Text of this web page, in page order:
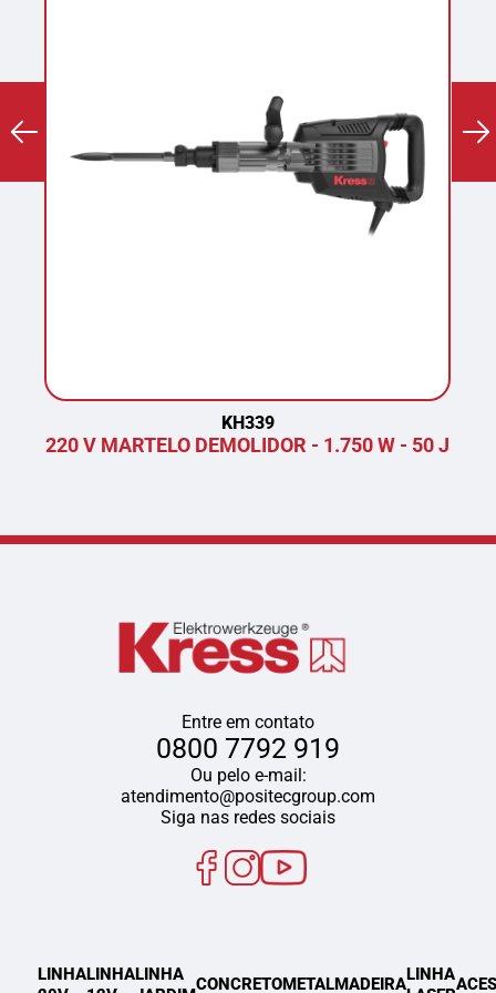
KH339
220 V MARTELO DEMOLIDOR - 1.750 W - 50 J
Entre em contato
0800 7792 919
Ou pelo e-mail:
atendimento@positecgroup.com
Siga nas redes sociais
LINHALINHALINHA
CONCRETOMETALMADEIRA
LINHA